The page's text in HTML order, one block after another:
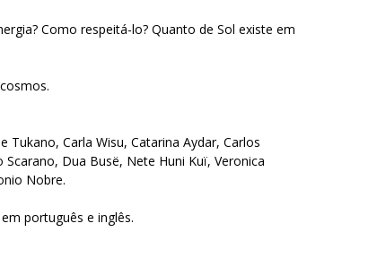
Como respeitá-lo? Quanto de Sol existe em
Carla Wisu, Catarina Aydar, Carlos
Dua Busë, Nete Huni Kuï, Veronica
Nobre.
português e inglês.